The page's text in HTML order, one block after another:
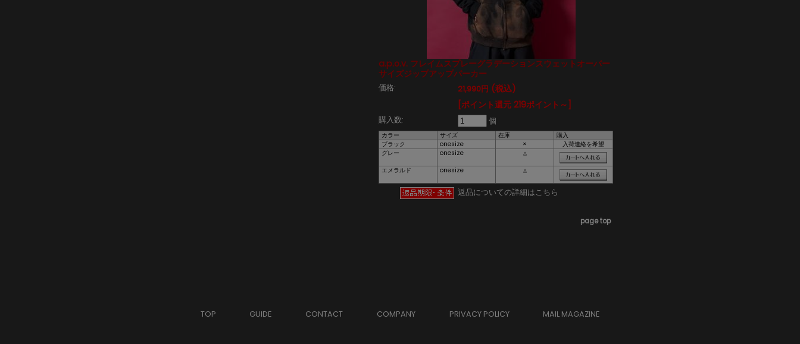
a.p.o.v. フレイムスプレーグラデーションスウェットオーバー
サイズジップアップパーカー
価格: 21,990円 (税込)
[ポイント還元 219ポイント～]
購入数: 個
カラー サイズ 在庫
購入
ブラック
onesize ×
入荷連絡を希望
グレー
onesize
△
エメラルド
onesize △
返品についての詳細はこちら
page top
TOP GUIDE CONTACT COMPANY PRIVACY POLICY MAIL MAGAZINE